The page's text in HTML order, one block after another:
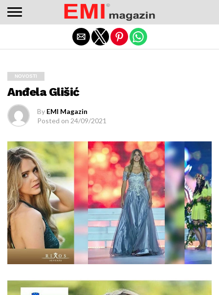
Adres değişikliklerinden haberdar olmak için
kontrol edilmeli.
NOVOSTI
Anđela Glišić
By EMI Magazin
Posted on 24/09/2021
Exit mobile version